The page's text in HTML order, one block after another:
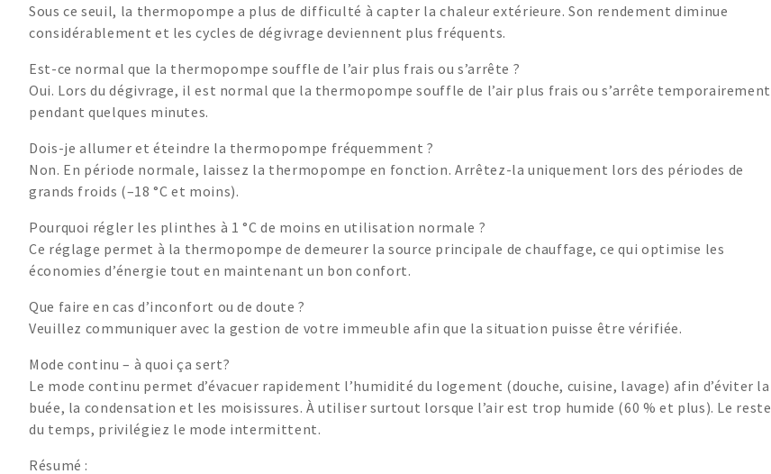
Sous ce seuil, la thermopompe a plus de difficulté à capter la chaleur extérieure. Son rendement diminue
considérablement et les cycles de dégivrage deviennent plus fréquents.
Est-ce normal que la thermopompe souffle de l’air plus frais ou s’arrête ?
Oui. Lors du dégivrage, il est normal que la thermopompe souffle de l’air plus frais ou s’arrête temporairement
pendant quelques minutes.
Dois-je allumer et éteindre la thermopompe fréquemment ?
Non. En période normale, laissez la thermopompe en fonction. Arrêtez-la uniquement lors des périodes de
grands froids (–18 °C et moins).
Pourquoi régler les plinthes à 1 °C de moins en utilisation normale ?
Ce réglage permet à la thermopompe de demeurer la source principale de chauffage, ce qui optimise les
économies d’énergie tout en maintenant un bon confort.
Que faire en cas d’inconfort ou de doute ?
Veuillez communiquer avec la gestion de votre immeuble afin que la situation puisse être vérifiée.
Mode continu – à quoi ça sert?
Le mode continu permet d’évacuer rapidement l’humidité du logement (douche, cuisine, lavage) afin d’éviter la
buée, la condensation et les moisissures. À utiliser surtout lorsque l’air est trop humide (60 % et plus). Le reste
du temps, privilégiez le mode intermittent.
Résumé :